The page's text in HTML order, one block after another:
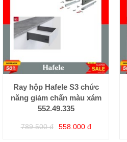
Ray hộp Hafele S3 chức
năng giảm chấn màu xám
552.49.335
789.500 đ 558.000 đ